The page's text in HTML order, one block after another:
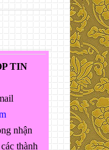
TIN
nhận
thành